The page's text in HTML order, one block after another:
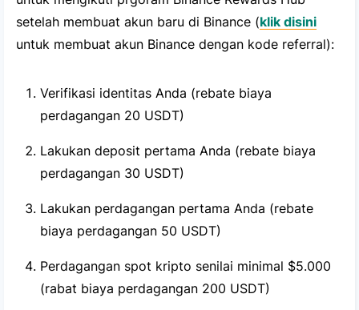
setelah membuat akun baru di Binance (klik disini
untuk membuat akun Binance dengan kode referral):
Verifikasi identitas Anda (rebate biaya
perdagangan 20 USDT)
Lakukan deposit pertama Anda (rebate biaya
perdagangan 30 USDT)
Lakukan perdagangan pertama Anda (rebate
biaya perdagangan 50 USDT)
Perdagangan spot kripto senilai minimal $5.000
(rabat biaya perdagangan 200 USDT)